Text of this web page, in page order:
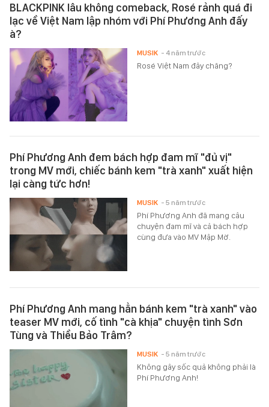
BLACKPINK lâu không comeback, Rosé rảnh quá đi
lạc về Việt Nam lập nhóm với Phí Phương Anh đấy
à?
Rosé Việt Nam đây chăng?
MUSIK - 4 năm trước
Phí Phương Anh đem bách hợp đam mĩ "đủ vị"
trong MV mới, chiếc bánh kem "trà xanh" xuất hiện
lại càng tức hơn!
Phí Phương Anh đã mang câu
chuyện đam mĩ và cả bách hợp
cùng đưa vào MV Mập Mờ.
MUSIK - 5 năm trước
Phí Phương Anh mang hẳn bánh kem "trà xanh" vào
teaser MV mới, cố tình "cà khịa" chuyện tình Sơn
Tùng và Thiều Bảo Trâm?
Không gây sốc quả không phải là
Phí Phương Anh!
MUSIK - 5 năm trước